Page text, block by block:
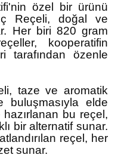
özel bir ürünü
Reçeli, doğal ve
Her biri 820 gram
kooperatifin
tarafından özenle
taze ve aromatik
buluşmasıyla elde
bu reçel,
bir alternatif sunar.
reçel, her
sunar.